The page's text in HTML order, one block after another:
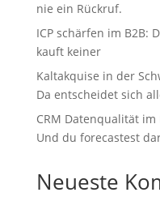
nie ein Rückruf.
ICP schärfen im B2B:
kauft keiner
Kaltakquise in der
Da entscheidet sich
CRM Datenqualität im
Und du forecastest
Neueste